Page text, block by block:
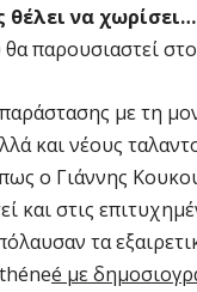
θέλει να
παρουσιαστεί στο
με τη
και νέους
ο Γιάννης
και στις
τα
éneé με